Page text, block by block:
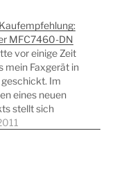
MFC7460-DN
vor einige Zeit
mein Faxgerät in
geschickt. Im
eines neuen
stellt sich
heraus, dass